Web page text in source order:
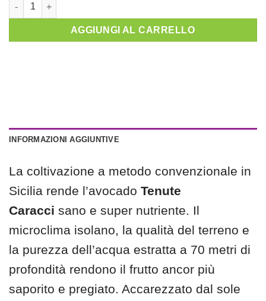
AGGIUNGI AL CARRELLO
INFORMAZIONI AGGIUNTIVE
La coltivazione a metodo convenzionale in
Sicilia rende l’avocado Tenute
Caracci sano e super nutriente. Il
microclima isolano, la qualità del terreno e
la purezza dell’acqua estratta a 70 metri di
profondità rendono il frutto ancor più
saporito e pregiato. Accarezzato dal sole